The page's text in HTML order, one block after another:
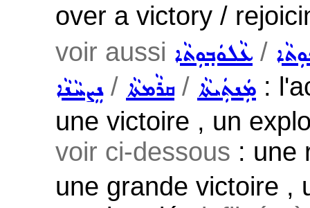
over a victory /
voir aussi ܥܵܠܘܿܒ݂ܘܼܬܵܐ /
ܢܸܨܚܵܢܵܐ/ ܩܪܵܡܬܵܐ / ܡܲܢܬܲܝܬܵܐ :
une victoire , un
voir ci-dessous : une
une grande victoire ,